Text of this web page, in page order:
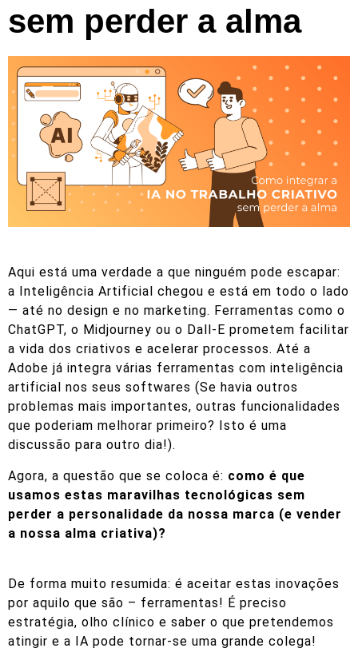
sem perder a alma
Aqui está uma verdade a que ninguém pode escapar:
a Inteligência Artificial chegou e está em todo o lado
— até no design e no marketing. Ferramentas como o
ChatGPT, o Midjourney ou o Dall-E prometem facilitar
a vida dos criativos e acelerar processos. Até a
Adobe já integra várias ferramentas com inteligência
artificial nos seus softwares (Se havia outros
problemas mais importantes, outras funcionalidades
que poderiam melhorar primeiro? Isto é uma
discussão para outro dia!).
Agora, a questão que se coloca é: como é que
usamos estas maravilhas tecnológicas sem
perder a personalidade da nossa marca (e vender
a nossa alma criativa)?
De forma muito resumida: é aceitar estas inovações
por aquilo que são – ferramentas! É preciso
estratégia, olho clínico e saber o que pretendemos
atingir e a IA pode tornar-se uma grande colega!